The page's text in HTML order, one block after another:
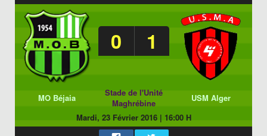
0 1
MO Béjaia
Stade de l'Unité
Maghrébine
USM Alger
Mardi, 23 Février 2016| 16:00 H